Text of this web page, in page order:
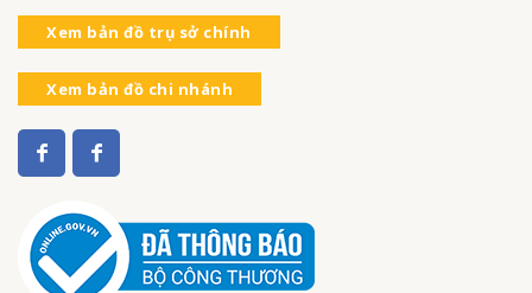
Xem bản đồ trụ sở chính
Xem bản đồ chi nhánh